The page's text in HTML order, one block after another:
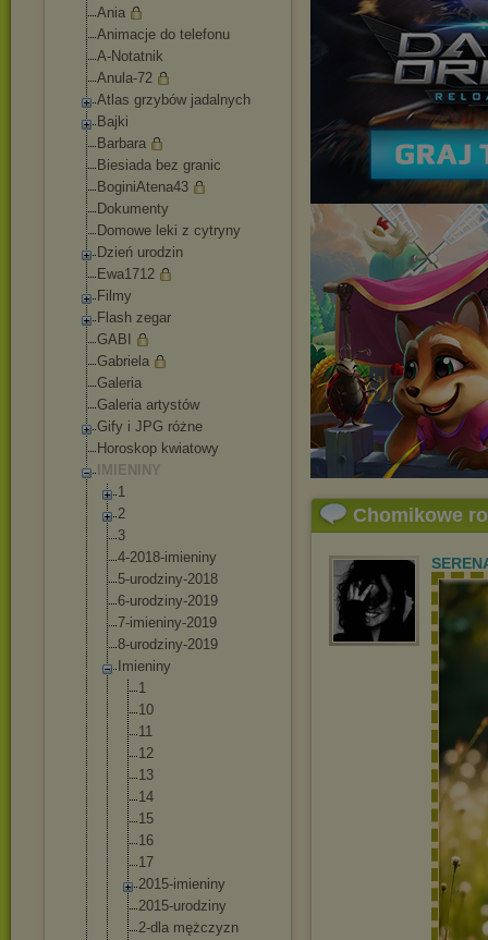
Ania
Animacje do telefonu
A-Notatnik
Anula-72
Atlas grzybów jadalnych
Bajki
Barbara
Biesiada bez granic
BoginiAtena43
Dokumenty
Domowe leki z cytryny
Dzień urodzin
Ewa1712
Filmy
Flash zegar
GABI
Gabriela
Galeria
Galeria artystów
Gify i JPG różne
Horoskop kwiatowy
IMIENINY
1
2
3
4-2018-imieniny
5-urodziny-2018
6-urodziny-2019
7-imieniny-2019
8-urodziny-2019
Imieniny
1
10
11
12
13
14
15
16
17
2015-imieniny
2015-urodziny
2-dla mężczyzn
Chomikowe